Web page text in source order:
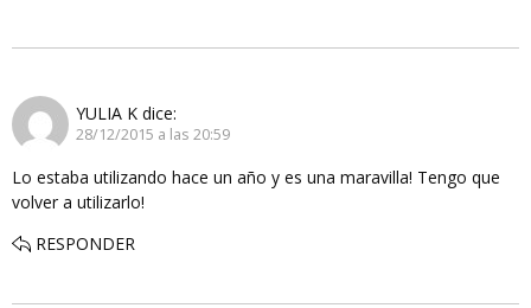
YULIA K dice:
28/12/2015 a las 20:59
Lo estaba utilizando hace un año y es una maravilla! Tengo que
volver a utilizarlo!
RESPONDER